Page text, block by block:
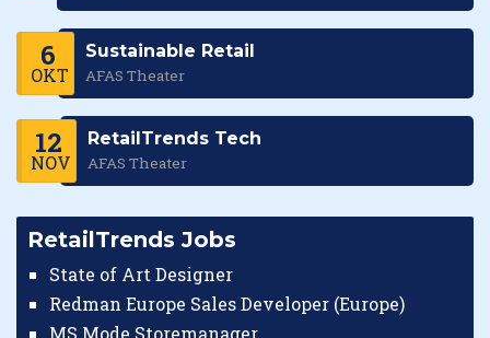
6
OKT
Sustainable Retail
AFAS Theater
12
NOV
RetailTrends Tech
AFAS Theater
RetailTrends Jobs
State of Art Designer
Redman Europe Sales Developer (Europe)
MS Mode Storemanager